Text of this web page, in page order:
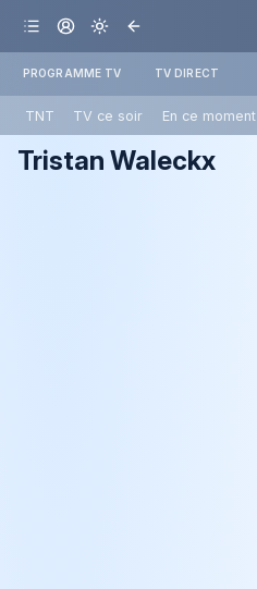
PROGRAMME TV TV DIRECT
TNT TV ce soir En ce moment
Tristan Waleckx